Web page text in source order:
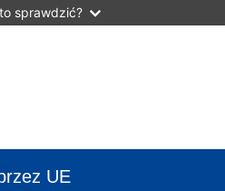
sprawdzić?
UE